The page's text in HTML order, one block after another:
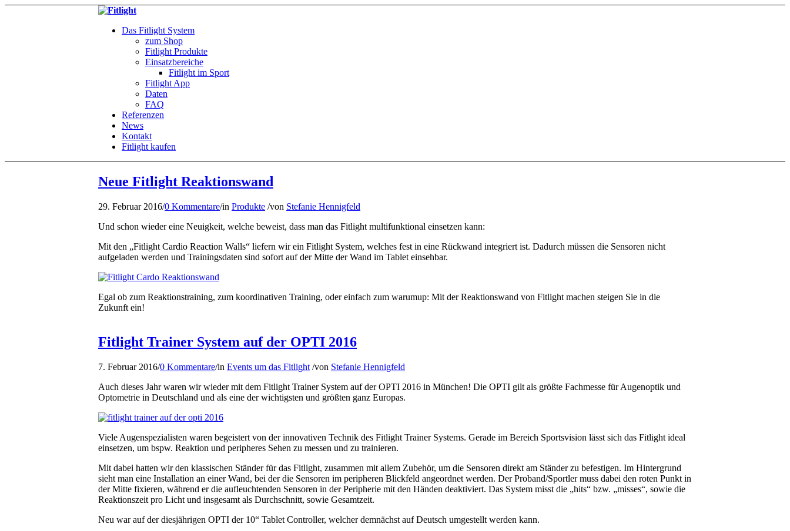
Das Fitlight System
zum Shop
Fitlight Produkte
Einsatzbereiche
Fitlight im Sport
Fitlight App
Daten
FAQ
Referenzen
News
Kontakt
Fitlight kaufen
Neue Fitlight Reaktionswand
29. Februar 2016/0 Kommentare/in Produkte /von Stefanie Hennigfeld
Und schon wieder eine Neuigkeit, welche beweist, dass man das Fitlight multifunktional einsetzen kann:
Mit den „Fitlight Cardio Reaction Walls“ liefern wir ein Fitlight System, welches fest in eine Rückwand integriert ist. Dadurch müssen die Sensoren nicht
aufgeladen werden und Trainingsdaten sind sofort auf der Mitte der Wand im Tablet einsehbar.
Egal ob zum Reaktionstraining, zum koordinativen Training, oder einfach zum warumup: Mit der Reaktionswand von Fitlight machen steigen Sie in die
Zukunft ein!
Fitlight Trainer System auf der OPTI 2016
7. Februar 2016/0 Kommentare/in Events um das Fitlight /von Stefanie Hennigfeld
Auch dieses Jahr waren wir wieder mit dem Fitlight Trainer System auf der OPTI 2016 in München! Die OPTI gilt als größte Fachmesse für Augenoptik und
Optometrie in Deutschland und als eine der wichtigsten und größten ganz Europas.
Viele Augenspezialisten waren begeistert von der innovativen Technik des Fitlight Trainer Systems. Gerade im Bereich Sportsvision lässt sich das Fitlight ideal
einsetzen, um bspw. Reaktion und peripheres Sehen zu messen und zu trainieren.
Mit dabei hatten wir den klassischen Ständer für das Fitlight, zusammen mit allem Zubehör, um die Sensoren direkt am Ständer zu befestigen. Im Hintergrund
sieht man eine Installation an einer Wand, bei der die Sensoren im peripheren Blickfeld angeordnet werden. Der Proband/Sportler muss dabei den roten Punkt in
der Mitte fixieren, während er die aufleuchtenden Sensoren in der Peripherie mit den Händen deaktiviert. Das System misst die „hits“ bzw. „misses“, sowie die
Reaktionszeit pro Licht und insgesamt als Durchschnitt, sowie Gesamtzeit.
Neu war auf der diesjährigen OPTI der 10“ Tablet Controller, welcher demnächst auf Deutsch umgestellt werden kann.